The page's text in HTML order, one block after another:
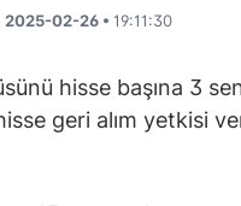
2025-02-26 • 19:11:30
hisse başına 3
geri alım yetkisi